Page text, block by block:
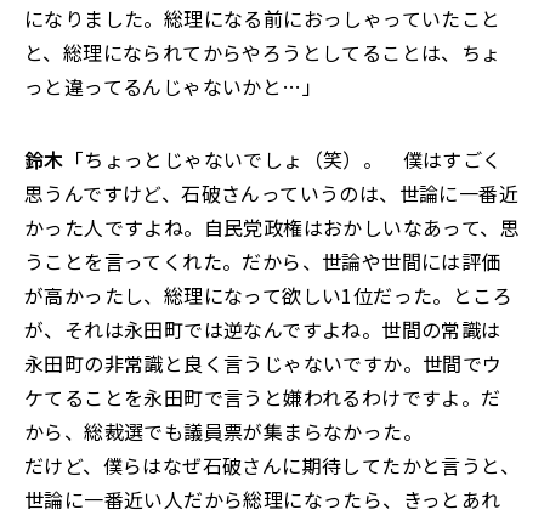
になりました。総理になる前におっしゃっていたこと
と、総理になられてからやろうとしてることは、ちょ
っと違ってるんじゃないかと…」
鈴木 「ちょっとじゃないでしょ（笑）。 僕はすごく
思うんですけど、石破さんっていうのは、世論に一番近
かった人ですよね。自民党政権はおかしいなあって、思
うことを言ってくれた。だから、世論や世間には評価
が高かったし、総理になって欲しい1位だった。ところ
が、それは永田町では逆なんですよね。世間の常識は
永田町の非常識と良く言うじゃないですか。世間でウ
ケてることを永田町で言うと嫌われるわけですよ。だ
から、総裁選でも議員票が集まらなかった。
だけど、僕らはなぜ石破さんに期待してたかと言うと、
世論に一番近い人だから総理になったら、きっとあれ